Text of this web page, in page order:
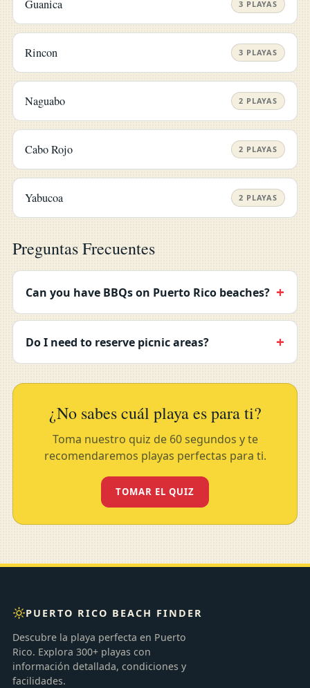
Guanica 3 PLAYAS
Rincon 3 PLAYAS
Naguabo 2 PLAYAS
Cabo Rojo 2 PLAYAS
Yabucoa 2 PLAYAS
Preguntas Frecuentes
Can you have BBQs on Puerto Rico beaches?
Do I need to reserve picnic areas?
¿No sabes cuál playa es para ti?
Toma nuestro quiz de 60 segundos y te
recomendaremos playas perfectas para ti.
TOMAR EL QUIZ
PUERTO RICO BEACH FINDER
Descubre la playa perfecta en Puerto
Rico. Explora 300+ playas con
información detallada, condiciones y
facilidades.